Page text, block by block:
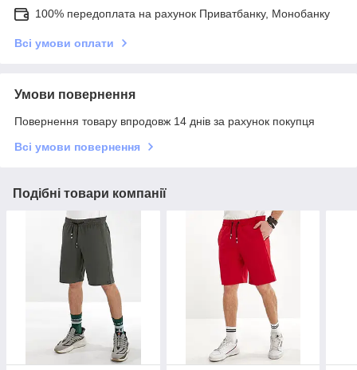
100% передоплата на рахунок Приватбанку, Монобанку
Всі умови оплати
Умови повернення
Повернення товару впродовж 14 днів за рахунок покупця
Всі умови повернення
Подібні товари компанії